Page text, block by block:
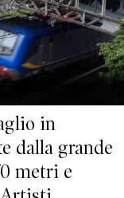
in
dalla grande
metri e